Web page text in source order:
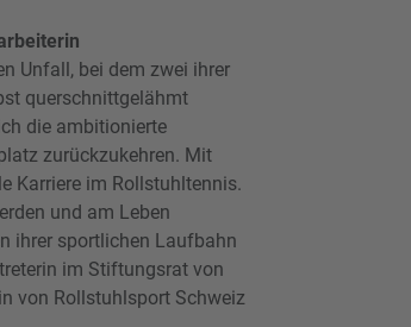
Unfall, bei dem zwei ihrer
querschnittgelähmt
die ambitionierte
zurückzukehren. Mit
Karriere im Rollstuhltennis.
und am Leben
ihrer sportlichen Laufbahn
im Stiftungsrat von
von Rollstuhlsport Schweiz